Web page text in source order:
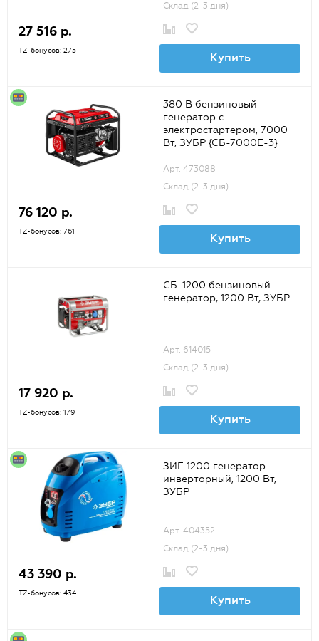
Склад (2-3 дня)
27 516 р.
TZ-бонусов: 275 Купить
380 В бензиновый
генератор с
электростартером, 7000
Вт, ЗУБР {СБ-7000Е-3}
Арт. 473088
Склад (2-3 дня)
76 120 р.
TZ-бонусов: 761 Купить
СБ-1200 бензиновый
генератор, 1200 Вт, ЗУБР
Арт. 614015
Склад (2-3 дня)
17 920 р.
TZ-бонусов: 179 Купить
ЗИГ-1200 генератор
инверторный, 1200 Вт,
ЗУБР
Арт. 404352
Склад (2-3 дня)
43 390 р.
TZ-бонусов: 434 Купить